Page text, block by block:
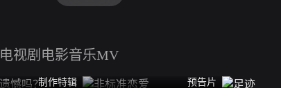
电视剧 电影音乐MV
制作特辑
预告片